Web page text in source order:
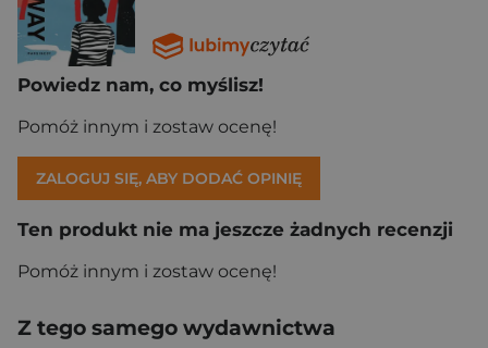
Powiedz nam, co myślisz!
Pomóż innym i zostaw ocenę!
ZALOGUJ SIĘ, ABY DODAĆ OPINIĘ
Ten produkt nie ma jeszcze żadnych recenzji
Pomóż innym i zostaw ocenę!
Z tego samego wydawnictwa